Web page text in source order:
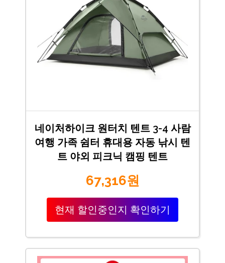
네이처하이크 원터치 텐트 3-4 사람
여행 가족 쉼터 휴대용 자동 낚시 텐
트 야외 피크닉 캠핑 텐트
67,316원
현재 할인중인지 확인하기